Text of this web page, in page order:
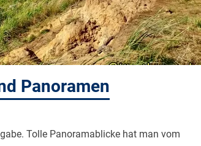
Panoramen
Tolle Panoramablicke hat man vom